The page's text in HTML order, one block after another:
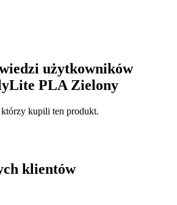
użytkowników
PLA Zielony
kupili ten produkt.
klientów